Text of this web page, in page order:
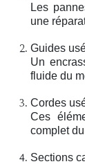
Les
une
Guides
Un
fluide du
Cordes
Ces
complet
Sections